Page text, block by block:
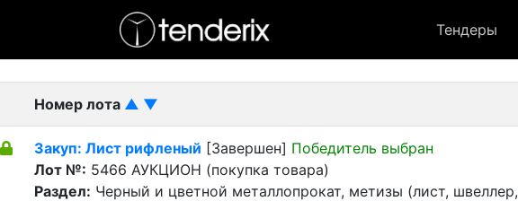
Тендеры
- Завершенный лот
Номер лота ▲ ▼
Закуп: Лист рифленый [Завершен] Победитель выбран
Лот №: 5466 АУКЦИОН (покупка товара)
Раздел: Черный и цветной металлопрокат, метизы (лист, швеллер,